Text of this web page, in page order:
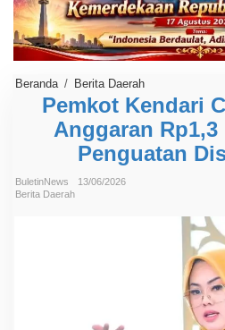
Beranda / Berita Daerah
m
k
o
t
K
Pemkot Kendari
Anggaran
Penguatan
BuletinNews
13/06/2026
Berita Daerah